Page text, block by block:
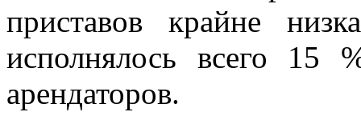
приставов крайне
исполнялось всего 15
арендаторов.